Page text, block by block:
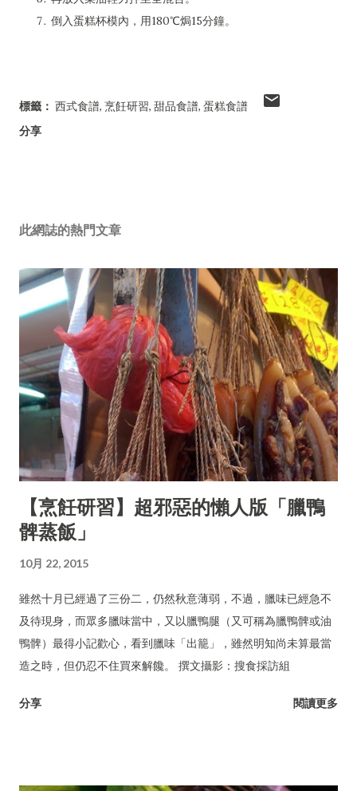
倒入蛋糕杯模內，用180℃焗15分鐘。
標籤： 西式食譜 烹飪研習 甜品食譜 蛋糕食譜
分享
此網誌的熱門文章
【烹飪研習】超邪惡的懶人版「臘鴨
髀蒸飯」
10月 22, 2015
雖然十月已經過了三份二，仍然秋意薄弱，不過，臘味已經急不
及待現身，而眾多臘味當中，又以臘鴨腿（又可稱為臘鴨髀或油
鴨髀）最得小記歡心，看到臘味「出籠」，雖然明知尚未算最當
造之時，但仍忍不住買來解饞。 撰文攝影：搜食採訪組
分享 閱讀更多